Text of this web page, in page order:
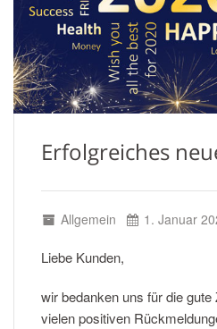
Erfolgreiches
Allgemein 1. Januar
Liebe Kunden,
wir bedanken uns für die
vielen positiven